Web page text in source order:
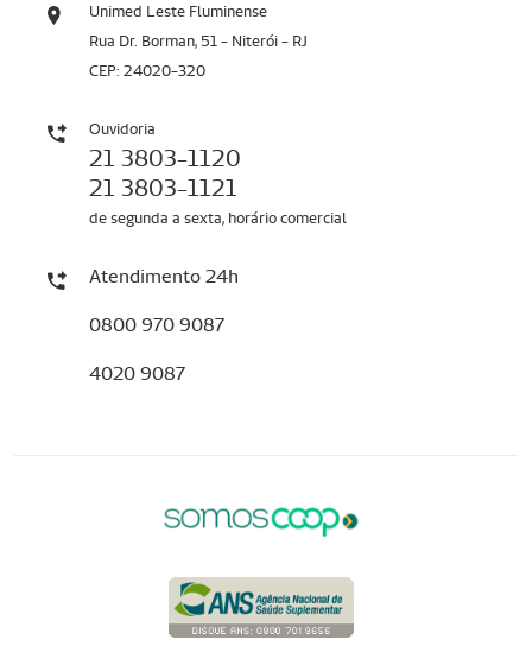
Unimed Leste Fluminense
Rua Dr. Borman, 51 - Niterói - RJ
CEP: 24020-320
Ouvidoria
21 3803-1120
21 3803-1121
de segunda a sexta, horário comercial
Atendimento 24h
0800 970 9087
4020 9087